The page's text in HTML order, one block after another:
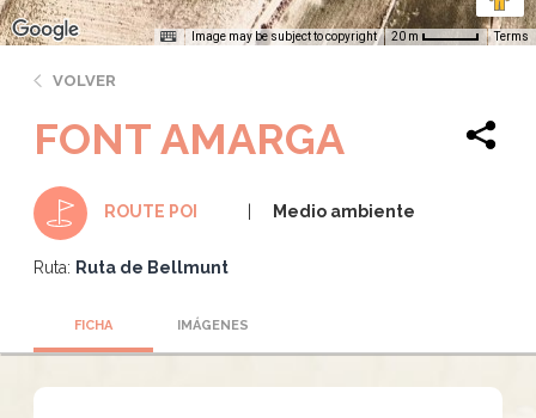
Image may be subject to copyright 20 m Terms
VOLVER
FONT AMARGA
ROUTE POI Medio ambiente
Ruta: Ruta de Bellmunt
FICHA IMÁGENES